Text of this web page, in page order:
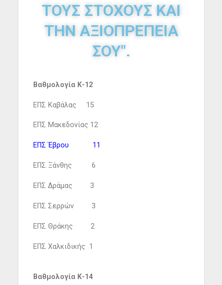
ΤΟΥΣ ΣΤΟΧΟΥΣ ΚΑΙ
ΤΗΝ ΑΞΙΟΠΡΕΠΕΙΑ
ΣΟΥ".
Βαθμολογία Κ-12
ΕΠΣ Καβάλας 15
ΕΠΣ Μακεδονίας 12
ΕΠΣ Έβρου 11
ΕΠΣ Ξάνθης 6
ΕΠΣ Δράμας 3
ΕΠΣ Σερρών 3
ΕΠΣ Θράκης 2
ΕΠΣ Χαλκιδικής 1
Βαθμολογία Κ-14